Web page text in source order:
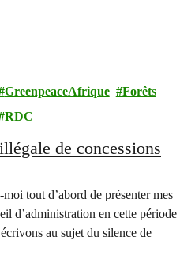
GreenpeaceAfrique
Forêts
RDC
de concessions
tout d’abord de présenter mes
d’administration en cette période
au sujet du silence de